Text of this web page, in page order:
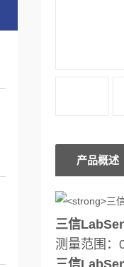
产品概述
三信
测量范围